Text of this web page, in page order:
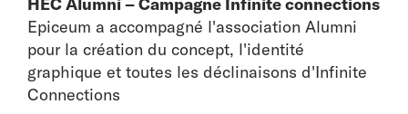
Epiceum a accompagné l'association Alumni
pour la création du concept, l'identité
graphique et toutes les déclinaisons d'Infinite
Connections